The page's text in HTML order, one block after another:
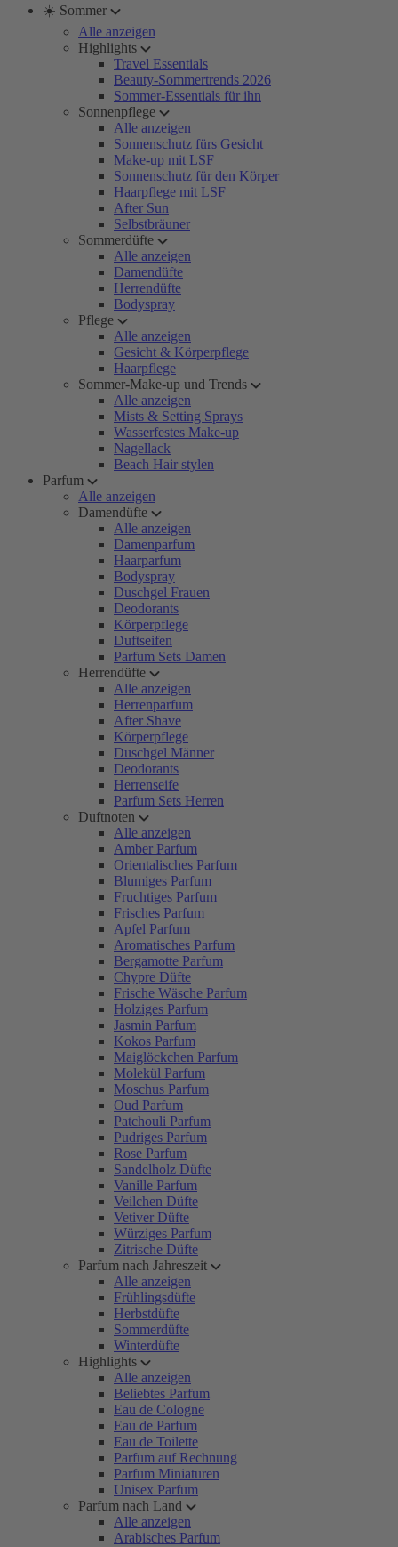
☀️ Sommer
Alle anzeigen
Highlights
Travel Essentials
Beauty-Sommertrends 2026
Sommer-Essentials für ihn
Sonnenpflege
Alle anzeigen
Sonnenschutz fürs Gesicht
Make-up mit LSF
Sonnenschutz für den Körper
Haarpflege mit LSF
After Sun
Selbstbräuner
Sommerdüfte
Alle anzeigen
Damendüfte
Herrendüfte
Bodyspray
Pflege
Alle anzeigen
Gesicht & Körperpflege
Haarpflege
Sommer-Make-up und Trends
Alle anzeigen
Mists & Setting Sprays
Wasserfestes Make-up
Nagellack
Beach Hair stylen
Parfum
Alle anzeigen
Damendüfte
Alle anzeigen
Damenparfum
Haarparfum
Bodyspray
Duschgel Frauen
Deodorants
Körperpflege
Duftseifen
Parfum Sets Damen
Herrendüfte
Alle anzeigen
Herrenparfum
After Shave
Körperpflege
Duschgel Männer
Deodorants
Herrenseife
Parfum Sets Herren
Duftnoten
Alle anzeigen
Amber Parfum
Orientalisches Parfum
Blumiges Parfum
Fruchtiges Parfum
Frisches Parfum
Apfel Parfum
Aromatisches Parfum
Bergamotte Parfum
Chypre Düfte
Frische Wäsche Parfum
Holziges Parfum
Jasmin Parfum
Kokos Parfum
Maiglöckchen Parfum
Molekül Parfum
Moschus Parfum
Oud Parfum
Patchouli Parfum
Pudriges Parfum
Rose Parfum
Sandelholz Düfte
Vanille Parfum
Veilchen Düfte
Vetiver Düfte
Würziges Parfum
Zitrische Düfte
Parfum nach Jahreszeit
Alle anzeigen
Frühlingsdüfte
Herbstdüfte
Sommerdüfte
Winterdüfte
Highlights
Alle anzeigen
Beliebtes Parfum
Eau de Cologne
Eau de Parfum
Eau de Toilette
Parfum auf Rechnung
Parfum Miniaturen
Unisex Parfum
Parfum nach Land
Alle anzeigen
Arabisches Parfum